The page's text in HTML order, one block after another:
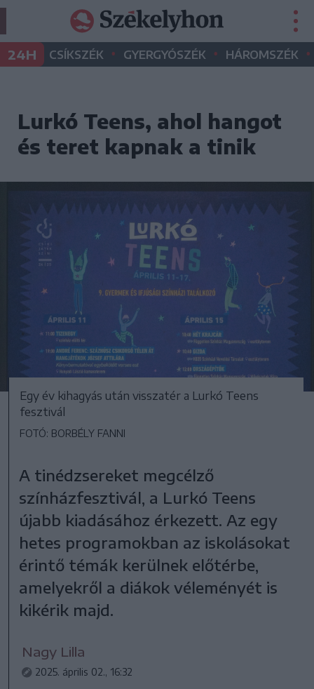
24H CSÍKSZÉK • GYERGYÓSZÉK • HÁROMSZÉK •
Lurkó Teens, ahol hangot
és teret kapnak a tinik
Egy év kihagyás után visszatér a Lurkó Teens
fesztivál
FOTÓ: BORBÉLY FANNI
A tinédzsereket megcélző
színházfesztivál, a Lurkó Teens
újabb kiadásához érkezett. Az egy
hetes programokban az iskolásokat
érintő témák kerülnek előtérbe,
amelyekről a diákok véleményét is
kikérik majd.
Nagy Lilla
2025. április 02., 16:32